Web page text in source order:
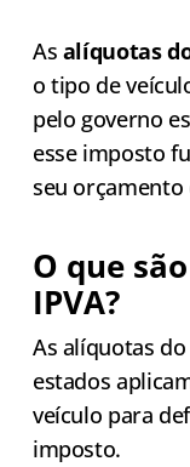
As alíquotas
o tipo de
pelo governo
esse imposto
seu
O que
IPVA?
As alíquotas
estados
veículo para
imposto.